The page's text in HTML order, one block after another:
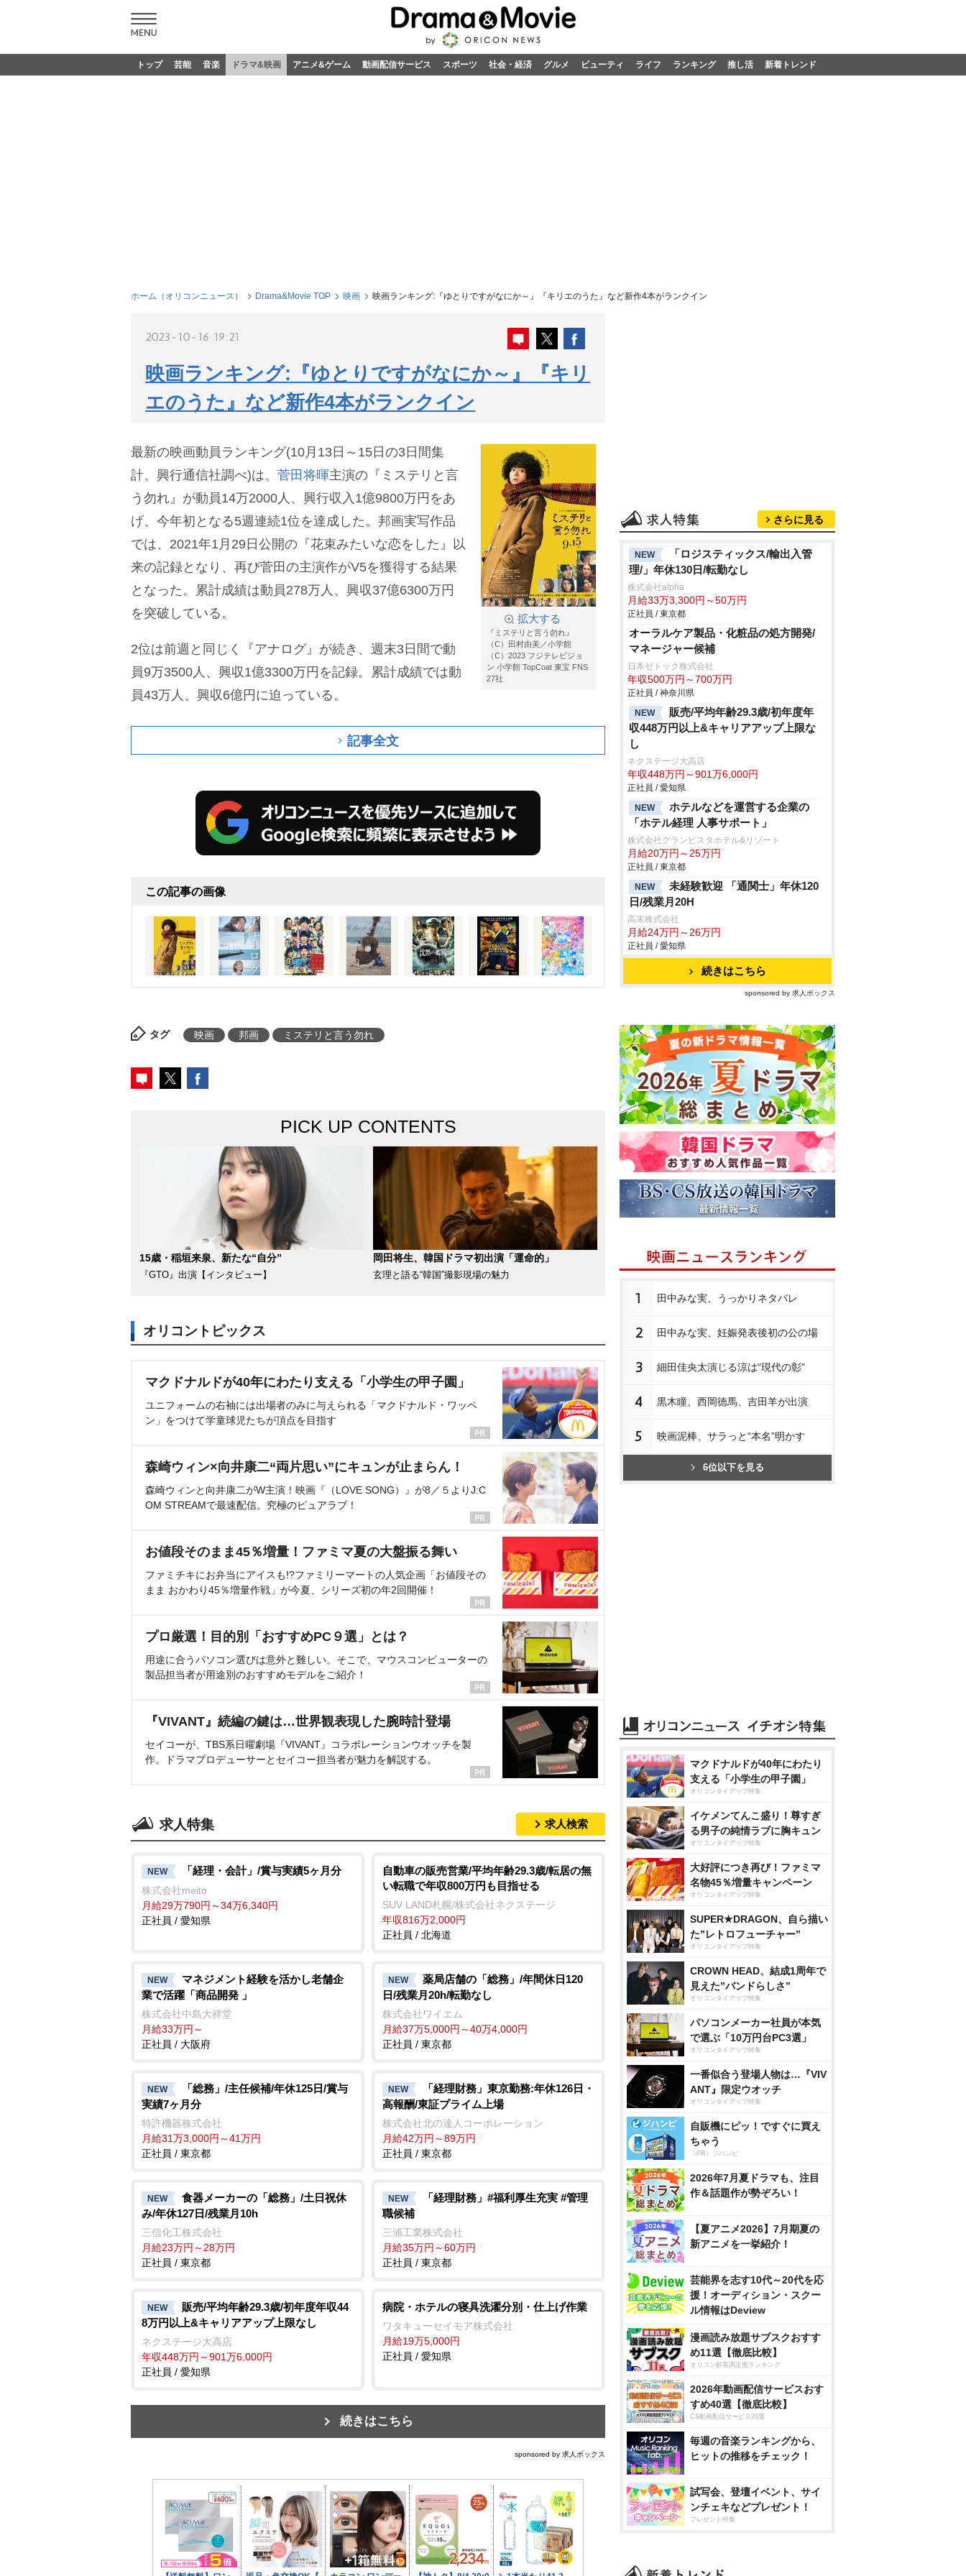
トップ 芸能 音楽 ドラマ&映画 アニメ&ゲーム 動画配信サービス スポーツ 社会・経済 グルメ ビューティ ライフ ランキング 推し活 新着トレンド
ホーム（オリコンニュース） Drama&Movie TOP 映画 映画ランキング:『ゆとりですがなにか～』『キリエのうた』など新作4本がランクイン
2023-10-16 19:21
映画ランキング:『ゆとりですがなにか～』『キリ
エのうた』など新作4本がランクイン
拡大する
『ミステリと言う勿れ』
（C）田村由美／小学館
（C）2023 フジテレビジョ
ン 小学館 TopCoat 東宝 FNS
27社
最新の映画動員ランキング(10月13日～15日の3日間集
計、興行通信社調べ)は、 菅田将暉主演の『ミステリと言
う勿れ』が動員14万2000人、興行収入1億9800万円をあ
げ、今年初となる5週連続1位を達成した。邦画実写作品
では、2021年1月29日公開の『花束みたいな恋をした』以
来の記録となり、再び菅田の主演作がV5を獲得する結果
となった。累計成績は動員278万人、興収37億6300万円
を突破している。
2位は前週と同じく『アナログ』が続き、週末3日間で動
員9万3500人、興収1億3300万円を記録。累計成績では動
員43万人、興収6億円に迫っている。
記事全文
この記事の画像
タグ 映画 邦画 ミステリと言う勿れ
PICK UP CONTENTS
15歳・稲垣来泉、新たな“自分”
『GTO』出演【インタビュー】
岡田将生、韓国ドラマ初出演「運命的」
玄理と語る“韓国”撮影現場の魅力
オリコントピックス
マクドナルドが40年にわたり支える「小学生の甲子園」
ユニフォームの右袖には出場者のみに与えられる「マクドナルド・ワッペ
ン」をつけて学童球児たちが頂点を目指す
森崎ウィン×向井康二“両片思い”にキュンが止まらん！
森崎ウィンと向井康二がW主演！映画『（LOVE SONG）』が8／５よりJ:C
OM STREAMで最速配信。究極のピュアラブ！
お値段そのまま45％増量！ファミマ夏の大盤振る舞い
ファミチキにお弁当にアイスも!?ファミリーマートの人気企画「お値段その
まま おかわり45％増量作戦」が今夏、シリーズ初の年2回開催！
プロ厳選！目的別「おすすめPC９選」とは？
用途に合うパソコン選びは意外と難しい。そこで、マウスコンピューターの
製品担当者が用途別のおすすめモデルをご紹介！
『VIVANT』続編の鍵は…世界観表現した腕時計登場
セイコーが、TBS系日曜劇場『VIVANT』コラボレーションウオッチを製
作。ドラマプロデューサーとセイコー担当者が魅力を解説する。
求人特集 求人検索
NEW 「経理・会計」/賞与実績5ヶ月分
株式会社meito
月給29万790円～34万6,340円
正社員 / 愛知県
自動車の販売営業/平均年齢29.3歳/転居の無
い転職で年収800万円も目指せる
SUV LAND札幌/株式会社ネクステージ
年収816万2,000円
正社員 / 北海道
NEW
マネジメント経験を活かし老舗企
業で活躍「商品開発 」
株式会社中島大祥堂
月給33万円～
正社員 / 大阪府
NEW
薬局店舗の「総務」/年間休日120
日/残業月20h/転勤なし
株式会社ワイエム
月給37万5,000円～40万4,000円
正社員 / 東京都
NEW
「総務」/主任候補/年休125日/賞与
実績7ヶ月分
特許機器株式会社
月給31万3,000円～41万円
正社員 / 東京都
NEW
「経理財務」東京勤務:年休126日・
高報酬/東証プライム上場
株式会社北の達人コーポレーション
月給42万円～89万円
正社員 / 東京都
NEW
食器メーカーの「総務」/土日祝休
み/年休127日/残業月10h
三信化工株式会社
月給23万円～28万円
正社員 / 東京都
NEW
「経理財務」#福利厚生充実 #管理
職候補
三浦工業株式会社
月給35万円～60万円
正社員 / 東京都
NEW
販売/平均年齢29.3歳/初年度年収44
8万円以上&キャリアアップ上限なし
ネクステージ大高店
年収448万円～901万6,000円
正社員 / 愛知県
病院・ホテルの寝具洗濯分別・仕上げ作業
ワタキューセイモア株式会社
月給19万5,000円
正社員 / 愛知県
続きはこちら
sponsored by 求人ボックス
さらに見る
NEW
「ロジスティックス/輸出入管
理/」年休130日/転勤なし
株式会社alpha
月給33万3,300円～50万円
正社員 / 東京都
オーラルケア製品・化粧品の処方開発/
マネージャー候補
日本ゼトック株式会社
年収500万円～700万円
正社員 / 神奈川県
NEW
販売/平均年齢29.3歳/初年度年
収448万円以上&キャリアアップ上限な
し
ネクステージ大高店
年収448万円～901万6,000円
正社員 / 愛知県
NEW
ホテルなどを運営する企業の
「ホテル経理 人事サポート」
株式会社グランビスタホテル&リゾート
月給20万円～25万円
正社員 / 東京都
NEW
未経験歓迎 「通関士」年休120
日/残業月20H
高末株式会社
月給24万円～26万円
正社員 / 愛知県
続きはこちら
sponsored by 求人ボックス
1 田中みな実、うっかりネタバレ
2 田中みな実、妊娠発表後初の公の場
3 細田佳央太演じる涼は“現代の彰”
4 黒木瞳、西岡徳馬、吉田羊が出演
5 映画泥棒、サラっと“本名”明かす
6位以下を見る
マクドナルドが40年にわたり
支える「小学生の甲子園」
オリコンタイアップ特集
イケメンてんこ盛り！尊すぎ
る男子の純情ラブに胸キュン
オリコンタイアップ特集
大好評につき再び！ファミマ
名物45％増量キャンペーン
オリコンタイアップ特集
SUPER★DRAGON、自ら描い
た”レトロフューチャー”
オリコンタイアップ特集
CROWN HEAD、結成1周年で
見えた”バンドらしさ”
オリコンタイアップ特集
パソコンメーカー社員が本気
で選ぶ「10万円台PC3選」
オリコンタイアップ特集
一番似合う登場人物は…『VIV
ANT』限定ウオッチ
オリコンタイアップ特集
自販機にピッ！ですぐに買え
ちゃう
（PR）ジハンピ
2026年7月夏ドラマも、注目
作＆話題作が勢ぞろい！
【夏アニメ2026】7月期夏の
新アニメを一挙紹介！
芸能界を志す10代～20代を応
援！オーディション・スクー
ル情報はDeview
漫画読み放題サブスクおすす
め11選【徹底比較】
オリコン顧客満足度ランキング
2026年動画配信サービスおす
すめ40選【徹底比較】
CS動画配信サービス20選
毎週の音楽ランキングから、
ヒットの推移をチェック！
試写会、登壇イベント、サイ
ンチェキなどプレゼント！
プレゼント特集